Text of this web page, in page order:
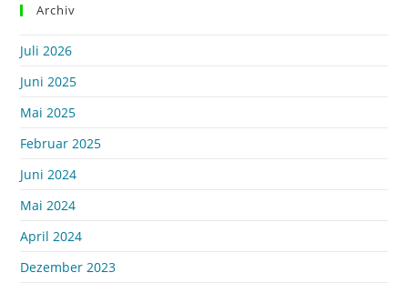
Archiv
Juli 2026
Juni 2025
Mai 2025
Februar 2025
Juni 2024
Mai 2024
April 2024
Dezember 2023